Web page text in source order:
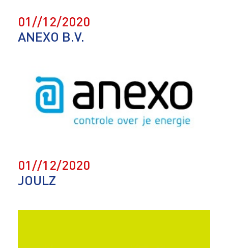
01//12/2020
ANEXO B.V.
01//12/2020
JOULZ